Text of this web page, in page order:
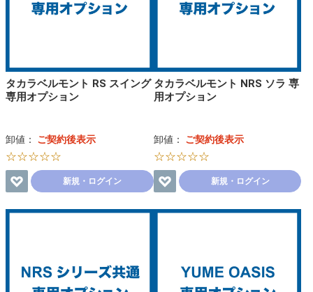
タカラベルモント RS スイング
専用オプション
卸値： ご契約後表示
☆☆☆☆☆
新規・ログイン
タカラベルモント NRS ソラ 専
用オプション
卸値： ご契約後表示
☆☆☆☆☆
新規・ログイン